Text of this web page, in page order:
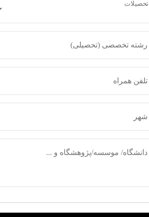
تحصیلات
رشته تخصصی (تحصیلی)
تلفن همراه
شهر
دانشگاه/ موسسه/پژوهشگاه و ...